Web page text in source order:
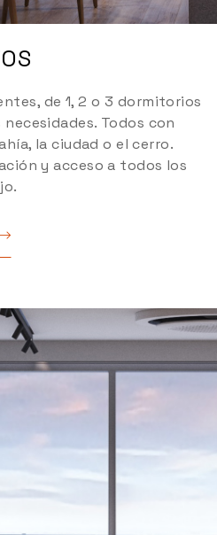
de 1, 2 o 3 dormitorios
Todos con
la ciudad o el cerro.
y acceso a todos los